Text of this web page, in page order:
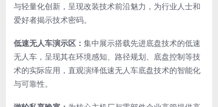
与轻量化创新，呈现改装技术前沿魅力，为行业人士和
爱好者揭示技术密码。
低速无人车演示区： 集中展示搭载先进底盘技术的低速
无人车，呈现其在环境感知、路径规划、底盘控制等技
术的实际应用，直观演绎低速无人车底盘技术的智能化
与可靠性。